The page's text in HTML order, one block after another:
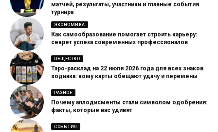
матчей, результаты, участники и главные события
турнира
ЭКОНОМИКА
Как самообразование помогает строить карьеру:
секрет успеха современных профессионалов
ОБЩЕСТВО
Таро-расклад на 22 июля 2026 года для всех знаков
зодиака: кому карты обещают удачу и перемены
РАЗНОЕ
Почему аплодисменты стали символом одобрения:
факты, которые вас удивят
СОБЫТИЯ